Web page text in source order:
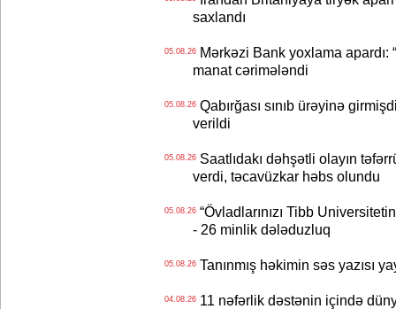
saxlandı
05.08.26Mərkəzi Bank yoxlama apardı:
manat cərimələndi
05.08.26Qabırğası sınıb ürəyinə
verildi
05.08.26Saatlıdakı dəhşətli olayın
verdi, təcavüzkar həbs olundu
05.08.26“Övladlarınızı Tibb
- 26 minlik dələduzluq
05.08.26Tanınmış həkimin səs yazısı
04.08.2611 nəfərlik dəstənin içində